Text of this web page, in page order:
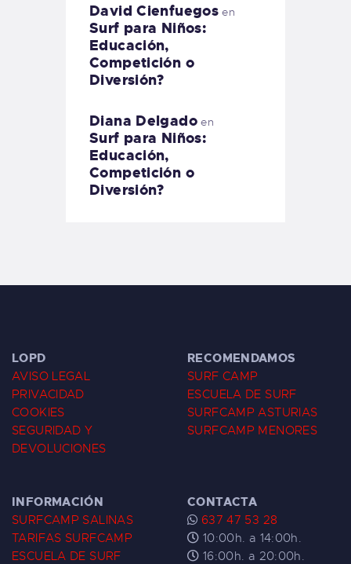
David Cienfuegos en
Surf para Niños:
Educación,
Competición o
Diversión?
Diana Delgadoen
Surf para Niños:
Educación,
Competición o
Diversión?
LOPD
AVISO LEGAL
PRIVACIDAD
COOKIES
SEGURIDAD Y
DEVOLUCIONES
RECOMENDAMOS
SURF CAMP
ESCUELA DE SURF
SURFCAMP ASTURIAS
SURFCAMP MENORES
INFORMACIÓN
SURFCAMP SALINAS
TARIFAS SURFCAMP
ESCUELA DE SURF
CONTACTA
637 47 53 28
10:00h. a 14:00h.
16:00h. a 20:00h.